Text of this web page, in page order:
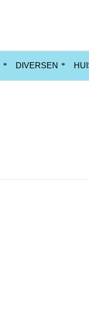
DIVERSEN